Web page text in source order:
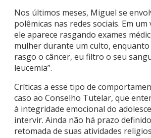
Nos últimos meses, Miguel se
polêmicas nas redes sociais. Em
ele aparece rasgando exames
mulher durante um culto, enquanto
rasgo o câncer, eu filtro o seu
leucemia”.
Críticas a esse tipo de
caso ao Conselho Tutelar, que
à integridade emocional do
intervir. Ainda não há prazo
retomada de suas atividades